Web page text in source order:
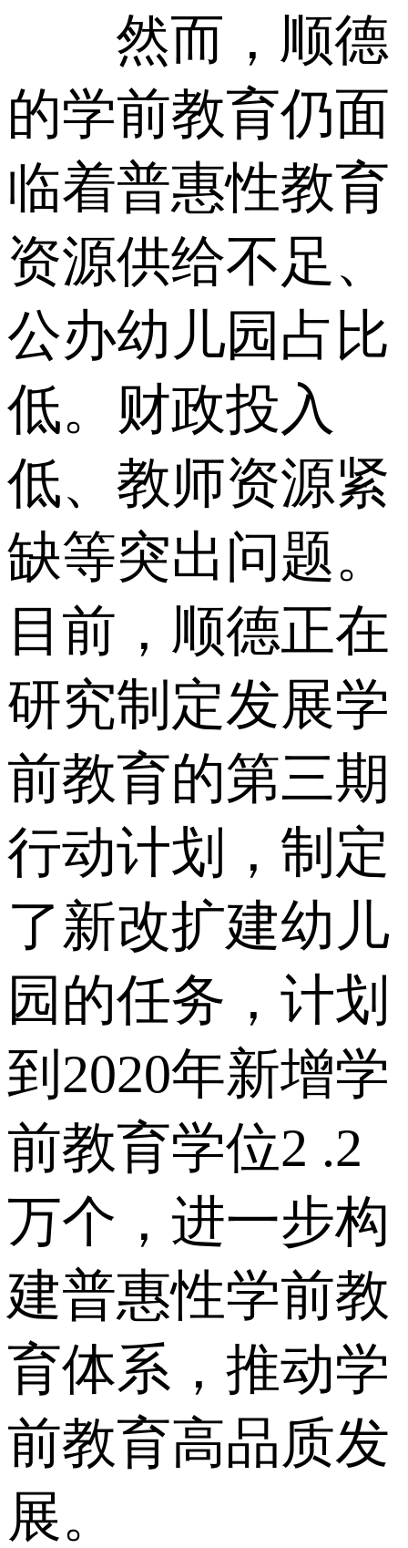
然而，顺德
的学前教育仍面
临着普惠性教育
资源供给不足、
公办幼儿园占比
低。财政投入
低、教师资源紧
缺等突出问题。
目前，顺德正在
研究制定发展学
前教育的第三期
行动计划，制定
了新改扩建幼儿
园的任务，计划
到2020年新增学
前教育学位2 .2
万个，进一步构
建普惠性学前教
育体系，推动学
前教育高品质发
展。